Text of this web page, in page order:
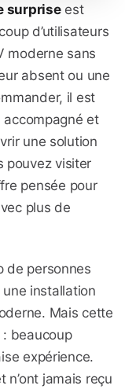
surpriseest
d’utilisateurs
moderne sans
absent ou une
il est
accompagné et
une solution
pouvez visiter
pensée pour
plus de
de personnes
une installation
Mais cette
beaucoup
expérience.
jamais reçu